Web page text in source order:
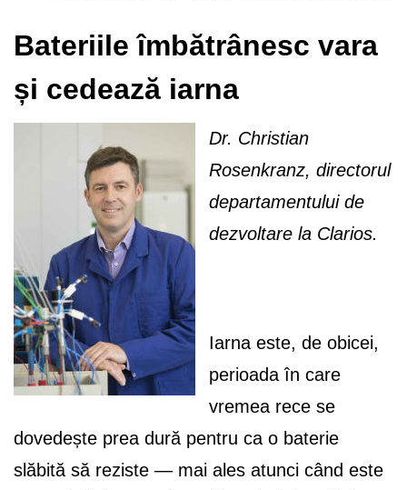
Bateriile îmbătrânesc vara
și cedează iarna
Dr. Christian
Rosenkranz, directorul
departamentului de
dezvoltare la Clarios.
Iarna este, de obicei,
perioada în care
vremea rece se
dovedește prea dură pentru ca o baterie
slăbită să reziste — mai ales atunci când este